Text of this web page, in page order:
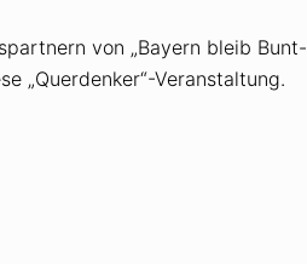
von „Bayern bleib Bunt-
„Querdenker“-Veranstaltung.